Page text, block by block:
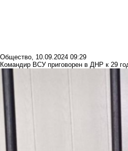
Общество 10.09.2024 09:29
Командир ВСУ приговорен в ДНР к 29